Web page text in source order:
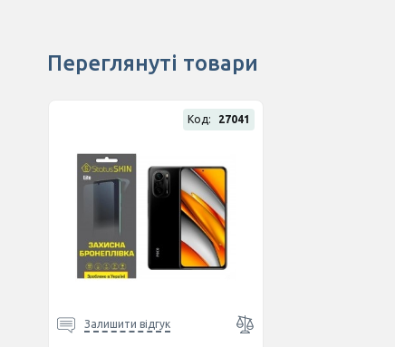
Переглянуті товари
Код: 27041
Залишити відгук